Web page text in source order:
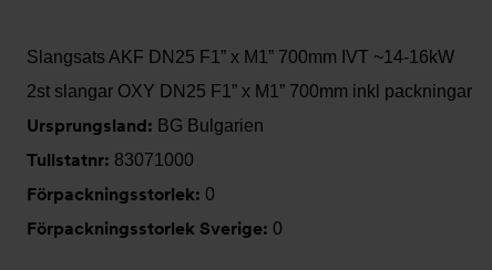
Slangsats AKF DN25 F1” x M1” 700mm IVT ~14-16kW
2st slangar OXY DN25 F1” x M1” 700mm inkl packningar
Ursprungsland: BG Bulgarien
Tullstatnr: 83071000
Förpackningsstorlek: 0
Förpackningsstorlek Sverige: 0